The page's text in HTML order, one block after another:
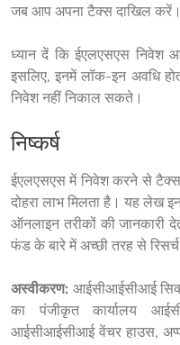
जब आप अपना टैक्स दाखिल करें।
ध्यान दें कि ईएलएसएस
इसलिए, इनमें लॉक-इन अवधि
निवेश नहीं निकाल सकते।
निष्कर्ष
ईएलएसएस में निवेश करने से टैक्स
दोहरा लाभ मिलता है। यह
ऑनलाइन तरीकों की जानकारी
फंड के बारे में अच्छी तरह से
अस्वीकरण: आईसीआईसीआई
का पंजीकृत कार्यालय
आईसीआईसीआई वेंचर हाउस,